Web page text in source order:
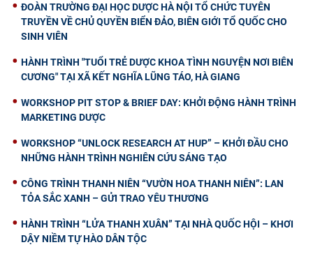
ĐOÀN TRƯỜNG ĐẠI HỌC DƯỢC HÀ NỘI TỔ CHỨC TUYÊN
TRUYỀN VỀ CHỦ QUYỀN BIỂN ĐẢO, BIÊN GIỚI TỔ QUỐC CHO
SINH VIÊN
HÀNH TRÌNH "TUỔI TRẺ DƯỢC KHOA TÌNH NGUYỆN NƠI BIÊN
CƯƠNG" TẠI XÃ KẾT NGHĨA LŨNG TÁO, HÀ GIANG
WORKSHOP PIT STOP & BRIEF DAY: KHỞI ĐỘNG HÀNH TRÌNH
MARKETING DƯỢC
WORKSHOP “UNLOCK RESEARCH AT HUP” – KHỞI ĐẦU CHO
NHỮNG HÀNH TRÌNH NGHIÊN CỨU SÁNG TẠO
CÔNG TRÌNH THANH NIÊN “VƯỜN HOA THANH NIÊN”: LAN
TỎA SẮC XANH – GỬI TRAO YÊU THƯƠNG
HÀNH TRÌNH “LỬA THANH XUÂN” TẠI NHÀ QUỐC HỘI – KHƠI
DẬY NIỀM TỰ HÀO DÂN TỘC